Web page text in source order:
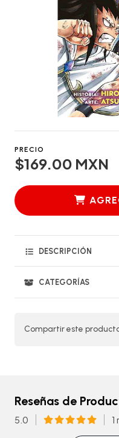
PRECIO
$169.00 MXN
DESCRIPCIÓN
CATEGORÍAS
Compartir este
Reseñas de
5.0 1